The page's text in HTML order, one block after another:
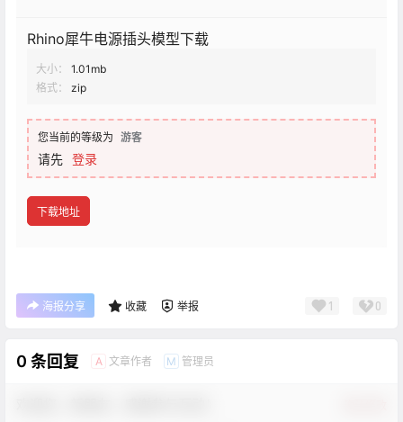
Rhino犀牛电源插头模型下载
大小：
1.01mb
格式：
zip
您当前的等级为 游客
请先 登录
下载地址
海报分享 收藏 举报 1 0
0 条回复 A 文章作者 M 管理员